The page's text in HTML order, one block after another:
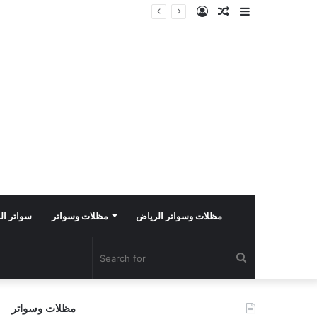
Sidebar
Random
Log
سواتر مظلات وسواتر مظلات وسواتر الرياض
for
مظلات وسواتر